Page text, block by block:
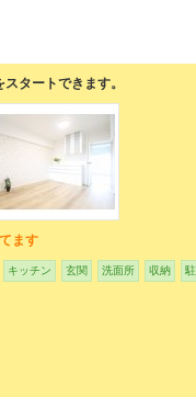
タートできます。
ます
キッチン 玄関 洗面所 収納